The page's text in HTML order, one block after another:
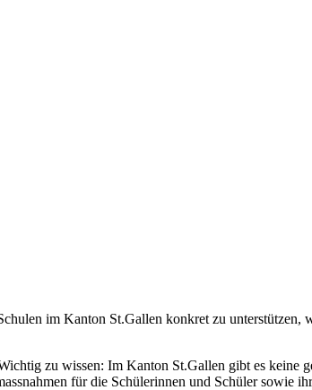
im Kanton St.Gallen konkret zu unterstützen,
zu wissen: Im Kanton St.Gallen gibt es keine
für die Schülerinnen und Schüler sowie